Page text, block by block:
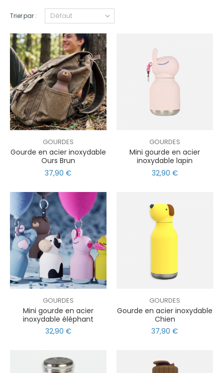
Trier par :
GOURDES
Gourde en acier inoxydable
Ours Brun
37,90 €
GOURDES
Mini gourde en acier
inoxydable lapin
32,90 €
GOURDES
Mini gourde en acier
inoxydable éléphant
32,90 €
GOURDES
Gourde en acier inoxydable
Chien
37,90 €